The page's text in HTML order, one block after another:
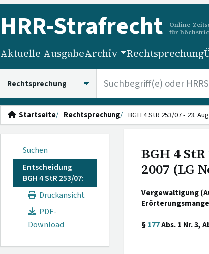
HRR-Strafrecht
Online-
für
Aktuelle AusgabeArchiv Rechtsprechung
Startseite Rechtsprechung BGH 4 StR 253/07 - 23.
Suchen
Entscheidung
BGH 4 StR 253/07:
Druckansicht
PDF-
Download
BGH 4
2007 (LG
Vergewaltigung
§177Abs. 1 Nr. 3,